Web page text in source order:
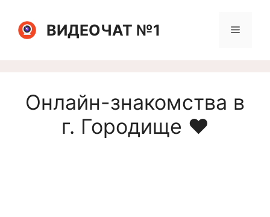
содержимомуВИДЕОЧАТ №1 Меню
Онлайн-знакомства в
г. Городище ❤️